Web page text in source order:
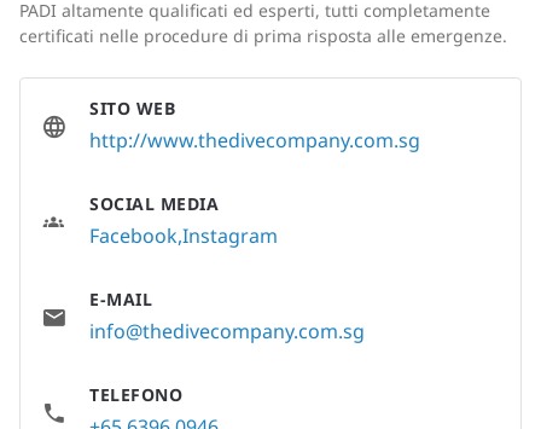
PADI altamente qualificati ed esperti, tutti completamente
certificati nelle procedure di prima risposta alle emergenze.
SITO WEB
http://www.thedivecompany.com.sg
SOCIAL MEDIA
FacebookInstagram
E-MAIL
info@thedivecompany.com.sg
TELEFONO